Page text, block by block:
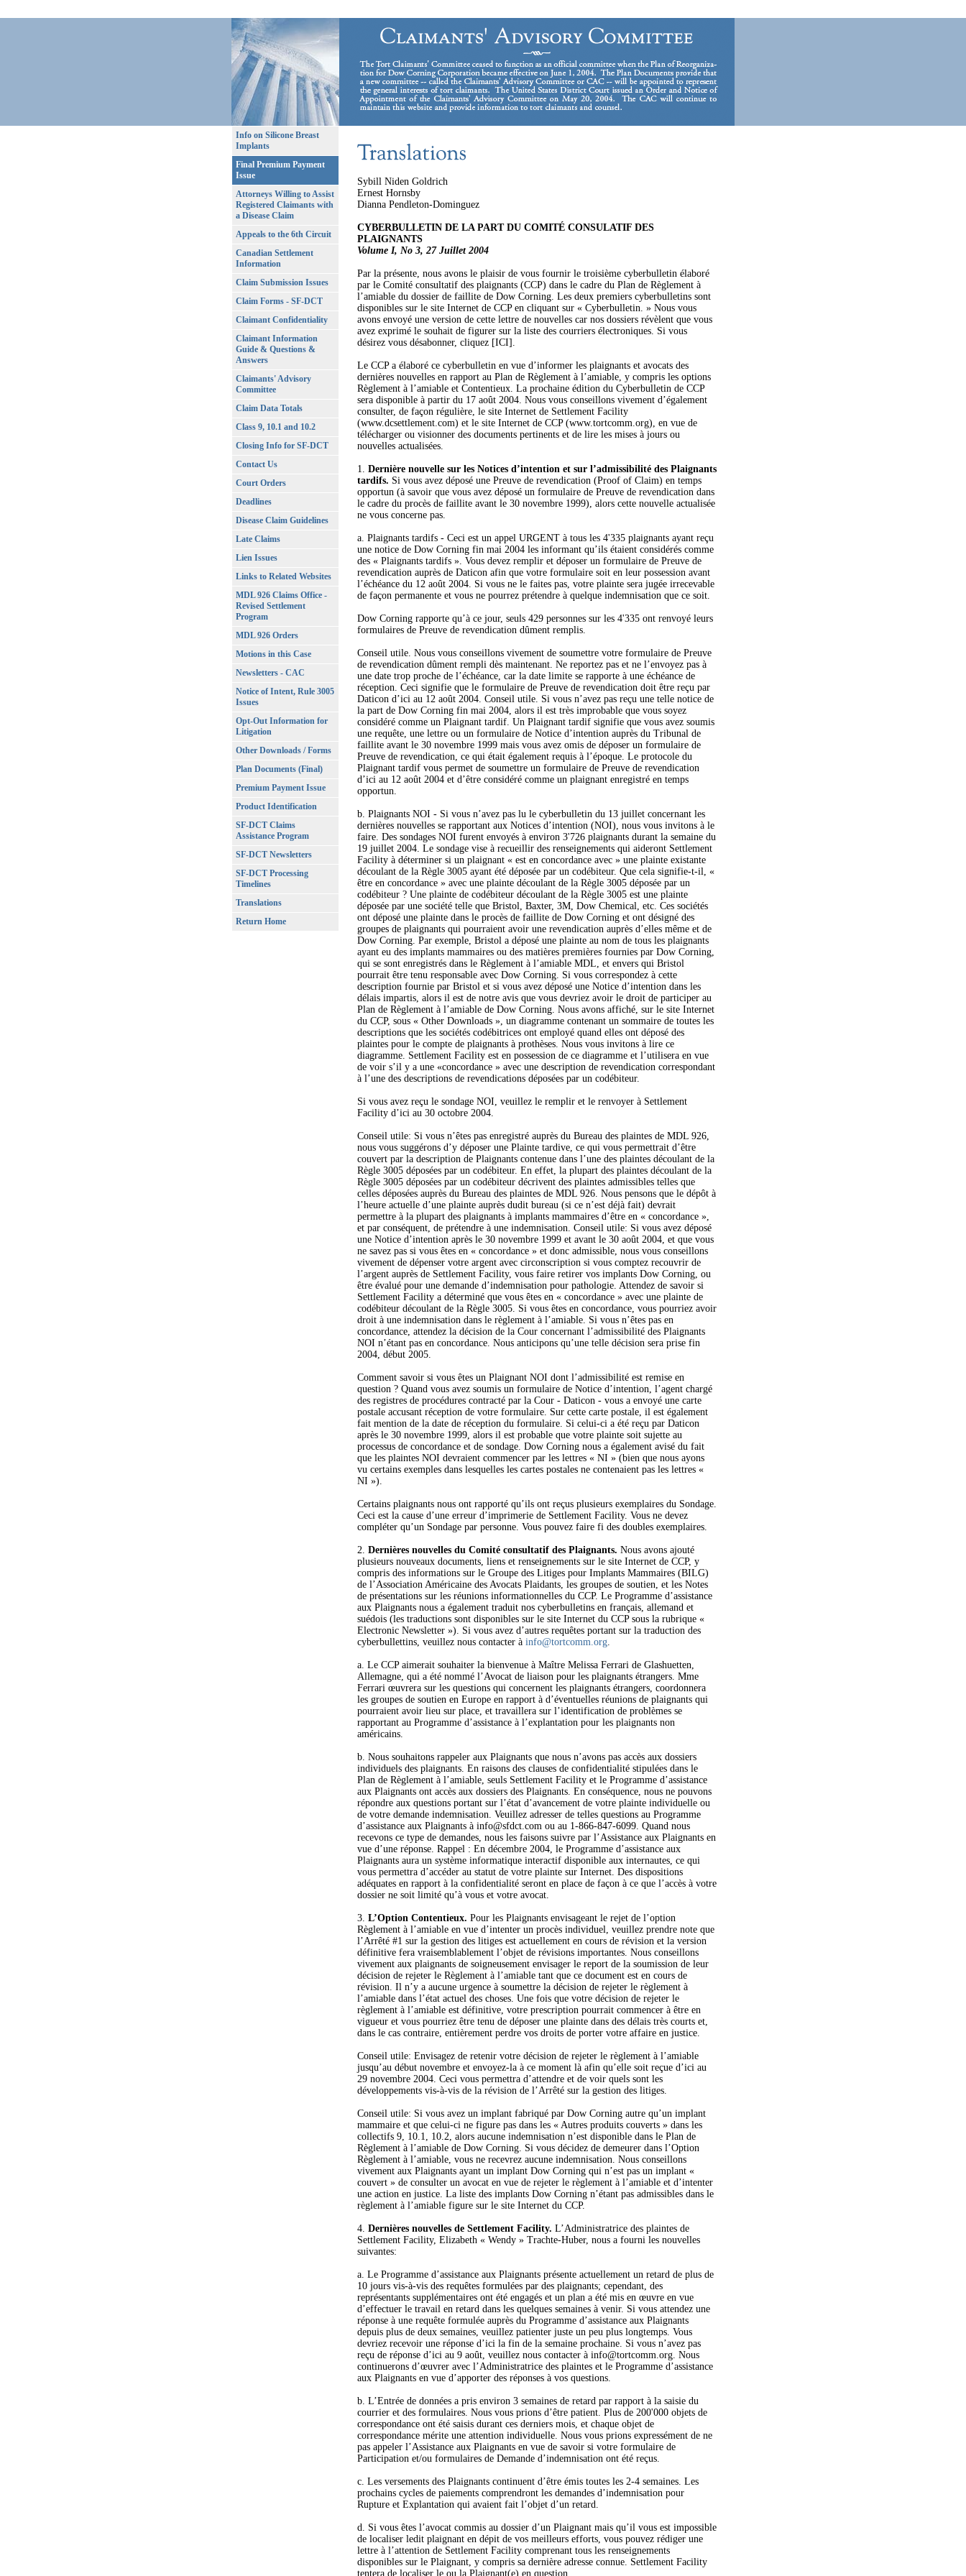
Info on Silicone Breast
Implants
Final Premium Payment
Issue
Attorneys Willing to Assist
Registered Claimants with
a Disease Claim
Appeals to the 6th Circuit
Canadian Settlement
Information
Claim Submission Issues
Claim Forms - SF-DCT
Claimant Confidentiality
Claimant Information
Guide & Questions &
Answers
Claimants' Advisory
Committee
Claim Data Totals
Class 9, 10.1 and 10.2
Closing Info for SF-DCT
Contact Us
Court Orders
Deadlines
Disease Claim Guidelines
Late Claims
Lien Issues
Links to Related Websites
MDL 926 Claims Office -
Revised Settlement
Program
MDL 926 Orders
Motions in this Case
Newsletters - CAC
Notice of Intent, Rule 3005
Issues
Opt-Out Information for
Litigation
Other Downloads / Forms
Plan Documents (Final)
Premium Payment Issue
Product Identification
SF-DCT Claims
Assistance Program
SF-DCT Newsletters
SF-DCT Processing
Timelines
Translations
Return Home
Sybill Niden Goldrich
Ernest Hornsby
Dianna Pendleton-Dominguez
CYBERBULLETIN DE LA PART DU COMITÉ CONSULATIF DES
PLAIGNANTS
Volume I, No 3, 27 Juillet 2004
Par la présente, nous avons le plaisir de vous fournir le troisième cyberbulletin élaboré
par le Comité consultatif des plaignants (CCP) dans le cadre du Plan de Règlement à
l’amiable du dossier de faillite de Dow Corning. Les deux premiers cyberbulletins sont
disponibles sur le site Internet de CCP en cliquant sur « Cyberbulletin. » Nous vous
avons envoyé une version de cette lettre de nouvelles car nos dossiers révèlent que vous
avez exprimé le souhait de figurer sur la liste des courriers électroniques. Si vous
désirez vous désabonner, cliquez [ICI].
Le CCP a élaboré ce cyberbulletin en vue d’informer les plaignants et avocats des
dernières nouvelles en rapport au Plan de Règlement à l’amiable, y compris les options
Règlement à l’amiable et Contentieux. La prochaine édition du Cyberbulletin de CCP
sera disponible à partir du 17 août 2004. Nous vous conseillons vivement d’également
consulter, de façon régulière, le site Internet de Settlement Facility
(www.dcsettlement.com) et le site Internet de CCP (www.tortcomm.org), en vue de
télécharger ou visionner des documents pertinents et de lire les mises à jours ou
nouvelles actualisées.
1. Dernière nouvelle sur les Notices d’intention et sur l’admissibilité des Plaignants
tardifs. Si vous avez déposé une Preuve de revendication (Proof of Claim) en temps
opportun (à savoir que vous avez déposé un formulaire de Preuve de revendication dans
le cadre du procès de faillite avant le 30 novembre 1999), alors cette nouvelle actualisée
ne vous concerne pas.
a. Plaignants tardifs - Ceci est un appel URGENT à tous les 4'335 plaignants ayant reçu
une notice de Dow Corning fin mai 2004 les informant qu’ils étaient considérés comme
des « Plaignants tardifs ». Vous devez remplir et déposer un formulaire de Preuve de
revendication auprès de Daticon afin que votre formulaire soit en leur possession avant
l’échéance du 12 août 2004. Si vous ne le faites pas, votre plainte sera jugée irrecevable
de façon permanente et vous ne pourrez prétendre à quelque indemnisation que ce soit.
Dow Corning rapporte qu’à ce jour, seuls 429 personnes sur les 4'335 ont renvoyé leurs
formulaires de Preuve de revendication dûment remplis.
Conseil utile. Nous vous conseillons vivement de soumettre votre formulaire de Preuve
de revendication dûment rempli dès maintenant. Ne reportez pas et ne l’envoyez pas à
une date trop proche de l’échéance, car la date limite se rapporte à une échéance de
réception. Ceci signifie que le formulaire de Preuve de revendication doit être reçu par
Daticon d’ici au 12 août 2004. Conseil utile. Si vous n’avez pas reçu une telle notice de
la part de Dow Corning fin mai 2004, alors il est très improbable que vous soyez
considéré comme un Plaignant tardif. Un Plaignant tardif signifie que vous avez soumis
une requête, une lettre ou un formulaire de Notice d’intention auprès du Tribunal de
faillite avant le 30 novembre 1999 mais vous avez omis de déposer un formulaire de
Preuve de revendication, ce qui était également requis à l’époque. Le protocole du
Plaignant tardif vous permet de soumettre un formulaire de Preuve de revendication
d’ici au 12 août 2004 et d’être considéré comme un plaignant enregistré en temps
opportun.
b. Plaignants NOI - Si vous n’avez pas lu le cyberbulletin du 13 juillet concernant les
dernières nouvelles se rapportant aux Notices d’intention (NOI), nous vous invitons à le
faire. Des sondages NOI furent envoyés à environ 3'726 plaignants durant la semaine du
19 juillet 2004. Le sondage vise à recueillir des renseignements qui aideront Settlement
Facility à déterminer si un plaignant « est en concordance avec » une plainte existante
découlant de la Règle 3005 ayant été déposée par un codébiteur. Que cela signifie-t-il, «
être en concordance » avec une plainte découlant de la Règle 3005 déposée par un
codébiteur ? Une plainte de codébiteur découlant de la Règle 3005 est une plainte
déposée par une société telle que Bristol, Baxter, 3M, Dow Chemical, etc. Ces sociétés
ont déposé une plainte dans le procès de faillite de Dow Corning et ont désigné des
groupes de plaignants qui pourraient avoir une revendication auprès d’elles même et de
Dow Corning. Par exemple, Bristol a déposé une plainte au nom de tous les plaignants
ayant eu des implants mammaires ou des matières premières fournies par Dow Corning,
qui se sont enregistrés dans le Règlement à l’amiable MDL, et envers qui Bristol
pourrait être tenu responsable avec Dow Corning. Si vous correspondez à cette
description fournie par Bristol et si vous avez déposé une Notice d’intention dans les
délais impartis, alors il est de notre avis que vous devriez avoir le droit de participer au
Plan de Règlement à l’amiable de Dow Corning. Nous avons affiché, sur le site Internet
du CCP, sous « Other Downloads », un diagramme contenant un sommaire de toutes les
descriptions que les sociétés codébitrices ont employé quand elles ont déposé des
plaintes pour le compte de plaignants à prothèses. Nous vous invitons à lire ce
diagramme. Settlement Facility est en possession de ce diagramme et l’utilisera en vue
de voir s’il y a une «concordance » avec une description de revendication correspondant
à l’une des descriptions de revendications déposées par un codébiteur.
Si vous avez reçu le sondage NOI, veuillez le remplir et le renvoyer à Settlement
Facility d’ici au 30 octobre 2004.
Conseil utile: Si vous n’êtes pas enregistré auprès du Bureau des plaintes de MDL 926,
nous vous suggérons d’y déposer une Plainte tardive, ce qui vous permettrait d’être
couvert par la description de Plaignants contenue dans l’une des plaintes découlant de la
Règle 3005 déposées par un codébiteur. En effet, la plupart des plaintes découlant de la
Règle 3005 déposées par un codébiteur décrivent des plaintes admissibles telles que
celles déposées auprès du Bureau des plaintes de MDL 926. Nous pensons que le dépôt à
l’heure actuelle d’une plainte auprès dudit bureau (si ce n’est déjà fait) devrait
permettre à la plupart des plaignants à implants mammaires d’être en « concordance »,
et par conséquent, de prétendre à une indemnisation. Conseil utile: Si vous avez déposé
une Notice d’intention après le 30 novembre 1999 et avant le 30 août 2004, et que vous
ne savez pas si vous êtes en « concordance » et donc admissible, nous vous conseillons
vivement de dépenser votre argent avec circonscription si vous comptez recouvrir de
l’argent auprès de Settlement Facility, vous faire retirer vos implants Dow Corning, ou
être évalué pour une demande d’indemnisation pour pathologie. Attendez de savoir si
Settlement Facility a déterminé que vous êtes en « concordance » avec une plainte de
codébiteur découlant de la Règle 3005. Si vous êtes en concordance, vous pourriez avoir
droit à une indemnisation dans le règlement à l’amiable. Si vous n’êtes pas en
concordance, attendez la décision de la Cour concernant l’admissibilité des Plaignants
NOI n’étant pas en concordance. Nous anticipons qu’une telle décision sera prise fin
2004, début 2005.
Comment savoir si vous êtes un Plaignant NOI dont l’admissibilité est remise en
question ? Quand vous avez soumis un formulaire de Notice d’intention, l’agent chargé
des registres de procédures contracté par la Cour - Daticon - vous a envoyé une carte
postale accusant réception de votre formulaire. Sur cette carte postale, il est également
fait mention de la date de réception du formulaire. Si celui-ci a été reçu par Daticon
après le 30 novembre 1999, alors il est probable que votre plainte soit sujette au
processus de concordance et de sondage. Dow Corning nous a également avisé du fait
que les plaintes NOI devraient commencer par les lettres « NI » (bien que nous ayons
vu certains exemples dans lesquelles les cartes postales ne contenaient pas les lettres «
NI »).
Certains plaignants nous ont rapporté qu’ils ont reçus plusieurs exemplaires du Sondage.
Ceci est la cause d’une erreur d’imprimerie de Settlement Facility. Vous ne devez
compléter qu’un Sondage par personne. Vous pouvez faire fi des doubles exemplaires.
2. Dernières nouvelles du Comité consultatif des Plaignants. Nous avons ajouté
plusieurs nouveaux documents, liens et renseignements sur le site Internet de CCP, y
compris des informations sur le Groupe des Litiges pour Implants Mammaires (BILG)
de l’Association Américaine des Avocats Plaidants, les groupes de soutien, et les Notes
de présentations sur les réunions informationnelles du CCP. Le Programme d’assistance
aux Plaignants nous a également traduit nos cyberbulletins en français, allemand et
suédois (les traductions sont disponibles sur le site Internet du CCP sous la rubrique «
Electronic Newsletter »). Si vous avez d’autres requêtes portant sur la traduction des
cyberbullettins, veuillez nous contacter à info@tortcomm.org.
a. Le CCP aimerait souhaiter la bienvenue à Maître Melissa Ferrari de Glashuetten,
Allemagne, qui a été nommé l’Avocat de liaison pour les plaignants étrangers. Mme
Ferrari œuvrera sur les questions qui concernent les plaignants étrangers, coordonnera
les groupes de soutien en Europe en rapport à d’éventuelles réunions de plaignants qui
pourraient avoir lieu sur place, et travaillera sur l’identification de problèmes se
rapportant au Programme d’assistance à l’explantation pour les plaignants non
américains.
b. Nous souhaitons rappeler aux Plaignants que nous n’avons pas accès aux dossiers
individuels des plaignants. En raisons des clauses de confidentialité stipulées dans le
Plan de Règlement à l’amiable, seuls Settlement Facility et le Programme d’assistance
aux Plaignants ont accès aux dossiers des Plaignants. En conséquence, nous ne pouvons
répondre aux questions portant sur l’état d’avancement de votre plainte individuelle ou
de votre demande indemnisation. Veuillez adresser de telles questions au Programme
d’assistance aux Plaignants à info@sfdct.com ou au 1-866-847-6099. Quand nous
recevons ce type de demandes, nous les faisons suivre par l’Assistance aux Plaignants en
vue d’une réponse. Rappel : En décembre 2004, le Programme d’assistance aux
Plaignants aura un système informatique interactif disponible aux internautes, ce qui
vous permettra d’accéder au statut de votre plainte sur Internet. Des dispositions
adéquates en rapport à la confidentialité seront en place de façon à ce que l’accès à votre
dossier ne soit limité qu’à vous et votre avocat.
3. L’Option Contentieux. Pour les Plaignants envisageant le rejet de l’option
Règlement à l’amiable en vue d’intenter un procès individuel, veuillez prendre note que
l’Arrêté #1 sur la gestion des litiges est actuellement en cours de révision et la version
définitive fera vraisemblablement l’objet de révisions importantes. Nous conseillons
vivement aux plaignants de soigneusement envisager le report de la soumission de leur
décision de rejeter le Règlement à l’amiable tant que ce document est en cours de
révision. Il n’y a aucune urgence à soumettre la décision de rejeter le règlement à
l’amiable dans l’état actuel des choses. Une fois que votre décision de rejeter le
règlement à l’amiable est définitive, votre prescription pourrait commencer à être en
vigueur et vous pourriez être tenu de déposer une plainte dans des délais très courts et,
dans le cas contraire, entièrement perdre vos droits de porter votre affaire en justice.
Conseil utile: Envisagez de retenir votre décision de rejeter le règlement à l’amiable
jusqu’au début novembre et envoyez-la à ce moment là afin qu’elle soit reçue d’ici au
29 novembre 2004. Ceci vous permettra d’attendre et de voir quels sont les
développements vis-à-vis de la révision de l’Arrêté sur la gestion des litiges.
Conseil utile: Si vous avez un implant fabriqué par Dow Corning autre qu’un implant
mammaire et que celui-ci ne figure pas dans les « Autres produits couverts » dans les
collectifs 9, 10.1, 10.2, alors aucune indemnisation n’est disponible dans le Plan de
Règlement à l’amiable de Dow Corning. Si vous décidez de demeurer dans l’Option
Règlement à l’amiable, vous ne recevrez aucune indemnisation. Nous conseillons
vivement aux Plaignants ayant un implant Dow Corning qui n’est pas un implant «
couvert » de consulter un avocat en vue de rejeter le règlement à l’amiable et d’intenter
une action en justice. La liste des implants Dow Corning n’étant pas admissibles dans le
règlement à l’amiable figure sur le site Internet du CCP.
4. Dernières nouvelles de Settlement Facility. L’Administratrice des plaintes de
Settlement Facility, Elizabeth « Wendy » Trachte-Huber, nous a fourni les nouvelles
suivantes:
a. Le Programme d’assistance aux Plaignants présente actuellement un retard de plus de
10 jours vis-à-vis des requêtes formulées par des plaignants; cependant, des
représentants supplémentaires ont été engagés et un plan a été mis en œuvre en vue
d’effectuer le travail en retard dans les quelques semaines à venir. Si vous attendez une
réponse à une requête formulée auprès du Programme d’assistance aux Plaignants
depuis plus de deux semaines, veuillez patienter juste un peu plus longtemps. Vous
devriez recevoir une réponse d’ici la fin de la semaine prochaine. Si vous n’avez pas
reçu de réponse d’ici au 9 août, veuillez nous contacter à info@tortcomm.org. Nous
continuerons d’œuvrer avec l’Administratrice des plaintes et le Programme d’assistance
aux Plaignants en vue d’apporter des réponses à vos questions.
b. L’Entrée de données a pris environ 3 semaines de retard par rapport à la saisie du
courrier et des formulaires. Nous vous prions d’être patient. Plus de 200'000 objets de
correspondance ont été saisis durant ces derniers mois, et chaque objet de
correspondance mérite une attention individuelle. Nous vous prions expressément de ne
pas appeler l’Assistance aux Plaignants en vue de savoir si votre formulaire de
Participation et/ou formulaires de Demande d’indemnisation ont été reçus.
c. Les versements des Plaignants continuent d’être émis toutes les 2-4 semaines. Les
prochains cycles de paiements comprendront les demandes d’indemnisation pour
Rupture et Explantation qui avaient fait l’objet d’un retard.
d. Si vous êtes l’avocat commis au dossier d’un Plaignant mais qu’il vous est impossible
de localiser ledit plaignant en dépit de vos meilleurs efforts, vous pouvez rédiger une
lettre à l’attention de Settlement Facility comprenant tous les renseignements
disponibles sur le Plaignant, y compris sa dernière adresse connue. Settlement Facility
tentera de localiser le ou la Plaignant(e) en question.